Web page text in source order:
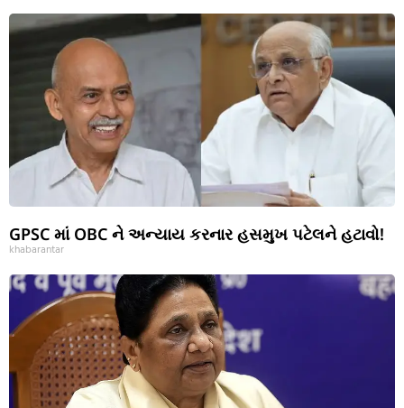
GPSC માં OBC ને અન્યાય કરનાર હસમુખ પટેલને હટાવો!
khabarantar